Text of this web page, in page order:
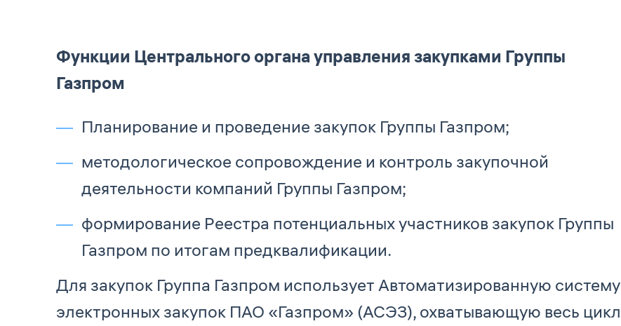
Функции Центрального органа управления закупками Группы
Газпром
Планирование и проведение закупок Группы Газпром;
методологическое сопровождение и контроль закупочной
деятельности компаний Группы Газпром;
формирование Реестра потенциальных участников закупок Группы
Газпром по итогам предквалификации.
Для закупок Группа Газпром использует Автоматизированную систему
электронных закупок ПАО «Газпром» (АСЭЗ), охватывающую весь цикл